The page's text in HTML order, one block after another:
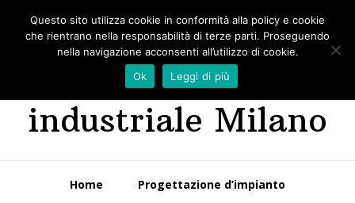
navigazione
contenuto
Impianti di
riscaldamento
industriale Milano
Home Progettazione d’impianto
Questo sito utilizza cookie in conformità alla policy e cookie
che rientrano nella responsabilità di terze parti. Proseguendo
nella navigazione acconsenti all’utilizzo di cookie.
Ok
Leggi di più